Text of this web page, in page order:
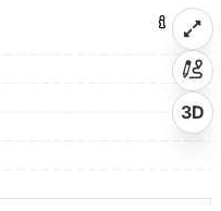
3D